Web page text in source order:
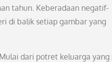
tahun. Keberadaan negatif-
di balik setiap gambar yang
dari potret keluarga yang